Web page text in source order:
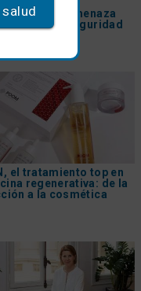
una amenaza
para la seguridad
el tratamiento top en
regenerativa: de la
a la cosmética